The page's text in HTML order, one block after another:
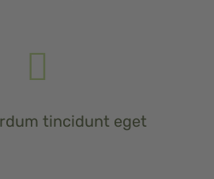
tincidunt eget